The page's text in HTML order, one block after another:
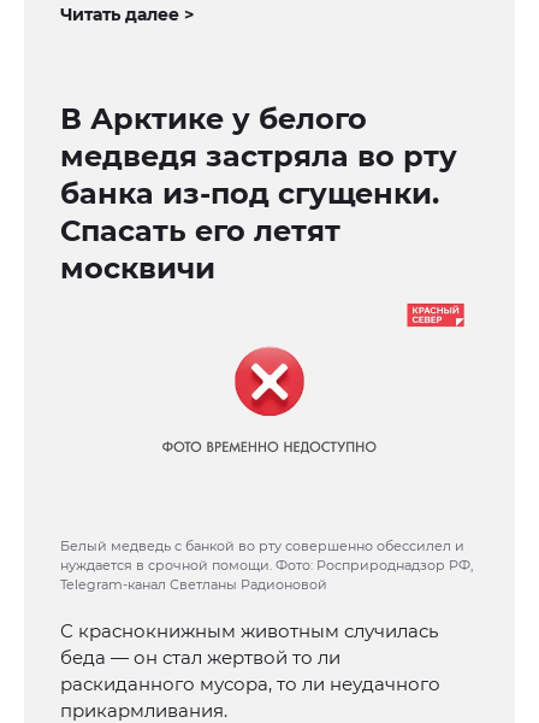
Читать далее >
В Арктике у белого
медведя застряла во рту
банка из-под сгущенки.
Спасать его летят
москвичи
Белый медведь с банкой во рту совершенно обессилел и
нуждается в срочной помощи. Фото: Росприроднадзор РФ,
Telegram-канал Светланы Радионовой
С краснокнижным животным случилась
беда — он стал жертвой то ли
раскиданного мусора, то ли неудачного
прикармливания.